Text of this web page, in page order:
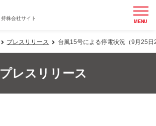
持株会社サイト MENU
プレスリリース 台風15号による停電状況（9月25日
プレスリリース